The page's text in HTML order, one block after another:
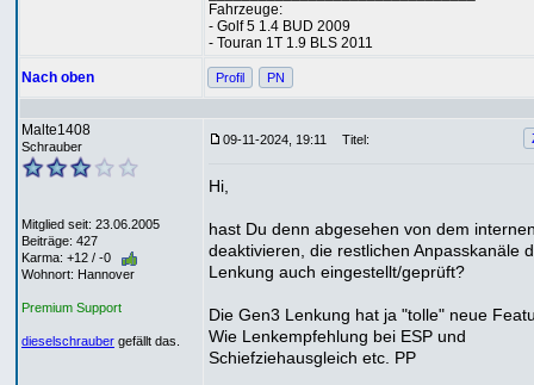
Fahrzeuge:
- Golf 5 1.4 BUD 2009
- Touran 1T 1.9 BLS 2011
Nach oben Profil PN
Malte1408
Schrauber
Mitglied seit: 23.06.2005
Beiträge: 427
Karma: +12 / -0
Wohnort: Hannover
Premium Support
dieselschrauber gefällt das.
09-11-2024, 19:11 Titel:
Hi,
hast Du denn abgesehen von dem
deaktivieren, die restlichen Anpasskanäle
Lenkung auch eingestellt/geprüft?
Die Gen3 Lenkung hat ja "tolle" neue
Wie Lenkempfehlung bei ESP und
Schiefziehausgleich etc. PP